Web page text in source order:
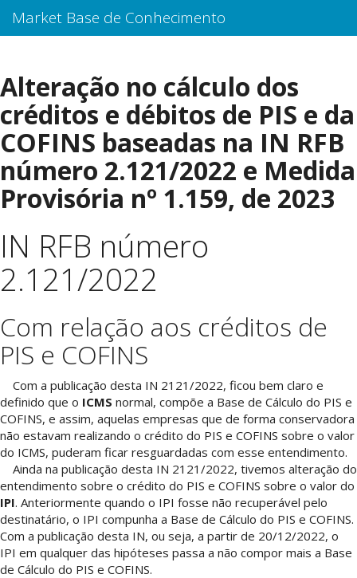
Market Base de Conhecimento
Alteração no cálculo dos
créditos e débitos de PIS e da
COFINS baseadas na IN RFB
número 2.121/2022 e Medida
Provisória nº 1.159, de 2023
IN RFB número
2.121/2022
Com relação aos créditos de
PIS e COFINS
Com a publicação desta IN 2121/2022, ficou bem claro e
definido que o ICMS normal, compõe a Base de Cálculo do PIS e
COFINS, e assim, aquelas empresas que de forma conservadora
não estavam realizando o crédito do PIS e COFINS sobre o valor
do ICMS, puderam ficar resguardadas com esse entendimento.
Ainda na publicação desta IN 2121/2022, tivemos alteração do
entendimento sobre o crédito do PIS e COFINS sobre o valor do
IPI. Anteriormente quando o IPI fosse não recuperável pelo
destinatário, o IPI compunha a Base de Cálculo do PIS e COFINS.
Com a publicação desta IN, ou seja, a partir de 20/12/2022, o
IPI em qualquer das hipóteses passa a não compor mais a Base
de Cálculo do PIS e COFINS.